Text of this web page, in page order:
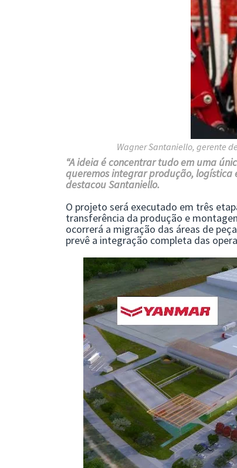
Wagner Santaniello, gerente
“A ideia é concentrar tudo em uma
queremos integrar produção,
destacou Santaniello.
O projeto será executado em três
transferência da produção e
ocorrerá a migração das áreas de
prevê a integração completa das